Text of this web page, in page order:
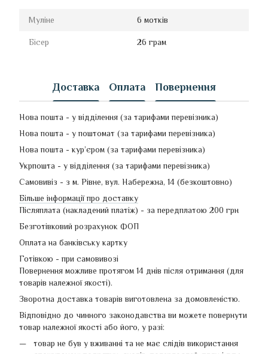
Муліне 6 мотків
Бісер 26 грам
Доставка Оплата Повернення
Нова пошта - у відділення (за тарифами перевізника)
Нова пошта - у поштомат (за тарифами перевізника)
Нова пошта - кур’єром (за тарифами перевізника)
Укрпошта - у відділення (за тарифами перевізника)
Самовивіз - з м. Рівне, вул. Набережна, 14 (безкоштовно)
Більше інформації про доставку
Післяплата (накладений платіж) - за передплатою 200 грн
Безготівковий розрахунок ФОП
Оплата на банківську картку
Готівкою - при самовивозі
Повернення можливе протягом 14 днів після отримання (для
товарів належної якості).
Зворотна доставка товарів виготовлена ​​за домовленістю.
Відповідно до чинного законодавства ви можете повернути
товар належної якості або його, у разі:
товар не був у вживанні та не має слідів використання